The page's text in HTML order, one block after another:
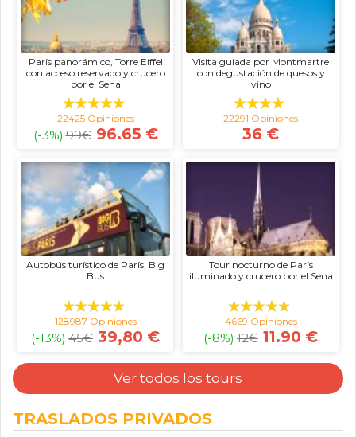
París panorámico, Torre Eiffel
con acceso reservado y crucero
por el Sena
22425 Opiniones
(-3%) 99€ 96.65 €
Visita guiada por Montmartre
con degustación de quesos y
vino
22291 Opiniones
36 €
Autobús turístico de París, Big
Bus
128987 Opiniones
(-13%) 45€ 39,80 €
Tour nocturno de París
iluminado y crucero por el Sena
4669 Opiniones
(-8%) 12€ 11.90 €
Ver todos los tours
TRASLADOS PRIVADOS